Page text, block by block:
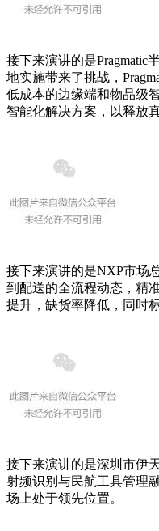
接下来演讲的是Pragmatic
地实施带来了挑战，
低成本的边缘端和物品级
智能化解决方案，以释放
接下来演讲的是NXP市场
到配送的全流程动态，精
提升，缺货率降低，同时
接下来演讲的是深圳市伊
射频识别与民航工具管理
场上处于领先位置。